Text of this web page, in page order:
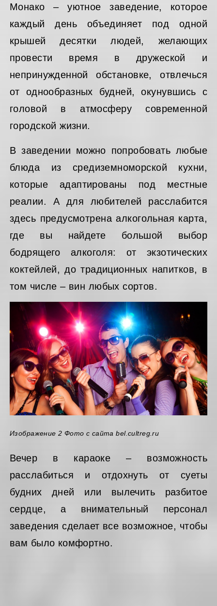
Монако – уютное заведение, которое
каждый день объединяет под одной
крышей десятки людей, желающих
провести время в дружеской и
непринужденной обстановке, отвлечься
от однообразных будней, окунувшись с
головой в атмосферу современной
городской жизни.
В заведении можно попробовать любые
блюда из средиземноморской кухни,
которые адаптированы под местные
реалии. А для любителей расслабится
здесь предусмотрена алкогольная карта,
где вы найдете большой выбор
бодрящего алкоголя: от экзотических
коктейлей, до традиционных напитков, в
том числе – вин любых сортов.
Изображение 2 Фото с сайта bel.cultreg.ru
Вечер в караоке – возможность
расслабиться и отдохнуть от суеты
будних дней или вылечить разбитое
сердце, а внимательный персонал
заведения сделает все возможное, чтобы
вам было комфортно.